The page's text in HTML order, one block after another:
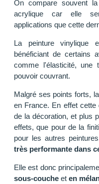
On compare souvent
acrylique car elle
applications que cette
La peinture vinylique
bénéficiant de certains
comme l'élasticité, une
pouvoir couvrant.
Malgré ses points forts,
en France. En effet cette
de la décoration, et plus
effets, que pour de la
pour les autres
très performante dans
Elle est donc
sous-couche et en